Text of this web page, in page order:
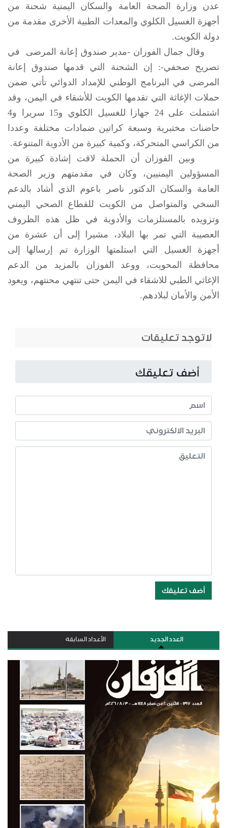
عدن وزارة الصحة العامة والسكان اليمنية شحنة من
أجهزة الغسيل الكلوي والمعدات الطبية الأخرى مقدمة من
دولة الكويت.
وقال جمال الفوزان -مدير صندوق إعانة المرضى في
تصريح صحفي-: إن الشحنة التي قدمها صندوق إعانة
المرضى في البرنامج الوطني للإمداد الدوائي تأتي ضمن
حملات الإغاثة التي تقدمها الكويت للأشقاء في اليمن، وقد
اشتملت على 24 جهازا للغسيل الكلوي و15 سريرا و4
حاضنات مختبرية وسبعة كراتين ضمادات مختلفة وعددا
من الكراسي المتحركة، وكمية كبيرة من الأدوية المتنوعة.
وبين الفوزان أن الحملة لاقت إشادة كبيرة من
المسؤولين اليمنيين، وكان في مقدمتهم وزير الصحة
العامة والسكان الدكتور ناصر باعوم الذي أشاد بالدعم
السخي والمتواصل من الكويت للقطاع الصحي اليمني
وتزويده بالمستلزمات والأدوية في ظل هذه الظروف
العصيبة التي تمر بها البلاد، مشيرا إلى أن عشرة من
أجهزة الغسيل التي استلمتها الوزارة تم إرسالها إلى
محافظة المحويت، ووعد الفوزان بالمزيد من الدعم
الإغاثي الطبي للاشقاء في اليمن حتى تنتهي محنتهم، ويعود
الأمن والأمان لبلادهم.
لاتوجد تعليقات
أضف تعليقك
أضف تعليقك
العدد الجديد الأعداد السابقة